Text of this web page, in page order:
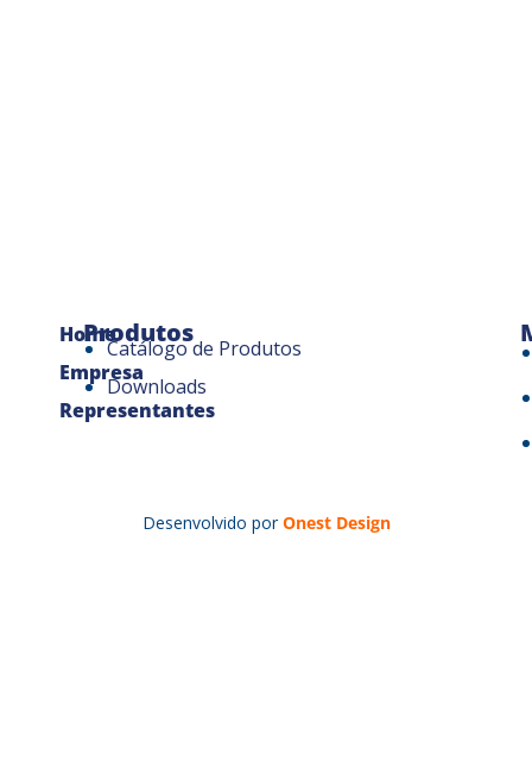
Home
Empresa
Representantes
Produtos
Catálogo de Produtos
Downloads
Desenvolvido por Onest Design